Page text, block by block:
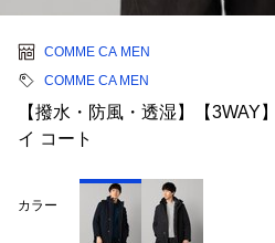
COMME CA MEN
COMME CA MEN
【撥水・防風・透湿】【3WAY
イ コート
カラー